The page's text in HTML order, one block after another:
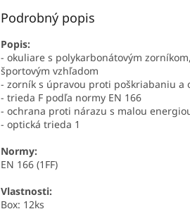
Podrobný popis
Popis:
- okuliare s polykarbonátovým
športovým vzhľadom
- zorník s úpravou proti poškriabaniu a
- trieda F podľa normy EN 166
- ochrana proti nárazu s malou
- optická trieda 1
Normy:
EN 166 (1FF)
Vlastnosti:
Box: 12ks